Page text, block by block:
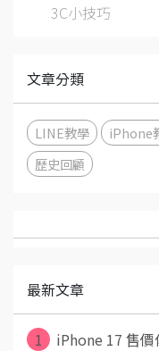
3C小技巧
文章分類
LINE教學 iPhone
歷史回顧
最新文章
1
iPhone 17 售